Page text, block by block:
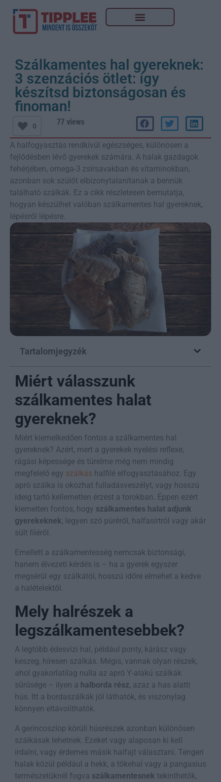
Szálkamentes hal gyereknek:
3 szenzációs ötlet: így
készítsd biztonságosan és
finoman!
0 77 views
A halfogyasztás rendkívül egészséges, különösen a
fejlődésben lévő gyerekek számára. A halak gazdagok
fehérjében, omega-3 zsírsavakban és vitaminokban,
azonban sok szülőt elbizonytalanítanak a bennük
található szálkák. Ez a cikk részletesen bemutatja,
hogyan készülhet valóban szálkamentes hal gyereknek,
lépésről lépésre.
Tartalomjegyzék
Miért válasszunk
szálkamentes halat
gyereknek?
Miért kiemelkedően fontos a szálkamentes hal
gyereknek? Azért, mert a gyerekek nyelési reflexe,
rágási képessége és türelme még nem mindig
megfelelő egy szálkás halfilé elfogyasztásához. Egy
apró szálka is okozhat fulladásveszélyt, vagy hosszú
ideig tartó kellemetlen érzést a torokban. Éppen ezért
kiemelten fontos, hogy szálkamentes halat adjunk
gyerekeknek, legyen szó püréről, halfasírtról vagy akár
sült filéről.
Emellett a szálkamentesség nemcsak biztonsági,
hanem élvezeti kérdés is – ha a gyerek egyszer
megsérül egy szálkától, hosszú időre elmehet a kedve
a halételektől.
Mely halrészek a
legszálkamentesebbek?
A legtöbb édesvízi hal, például ponty, kárász vagy
keszeg, híresen szálkás. Mégis, vannak olyan részek,
ahol gyakorlatilag nulla az apró Y-alakú szálkák
sűrűsége – ilyen a halborda rész, azaz a has alatti
hús. Itt a bordaszálkák jól láthatók, és viszonylag
könnyen eltávolíthatók.
A gerincoszlop körüli húsrészek azonban különösen
szálkásak lehetnek. Ezeket vagy alaposan ki kell
irdalni, vagy érdemes másik halfajt választani. Tengeri
halak közül például a hekk, a tőkehal vagy a pangasius
természetüknél fogva szálkamentesnek tekinthetők,